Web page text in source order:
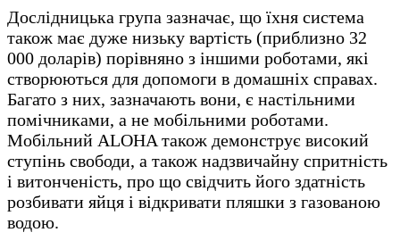
Дослідницька група зазначає, що їхня система
також має дуже низьку вартість (приблизно 32
000 доларів) порівняно з іншими роботами, які
створюються для допомоги в домашніх справах.
Багато з них, зазначають вони, є настільними
помічниками, а не мобільними роботами.
Мобільний ALOHA також демонструє високий
ступінь свободи, а також надзвичайну спритність
і витонченість, про що свідчить його здатність
розбивати яйця і відкривати пляшки з газованою
водою.